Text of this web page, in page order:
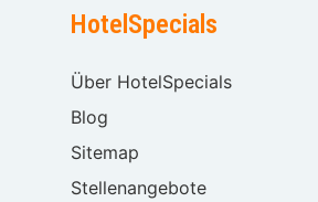
HotelSpecials
Über HotelSpecials
Blog
Sitemap
Stellenangebote